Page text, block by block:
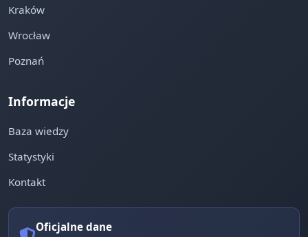
Kraków
Wrocław
Poznań
Informacje
Baza wiedzy
Statystyki
Kontakt
Oficjalne dane